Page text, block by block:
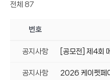
전체 87
번호
공지사항 [공모전] 제4회
공지사항 2026 케이펫페